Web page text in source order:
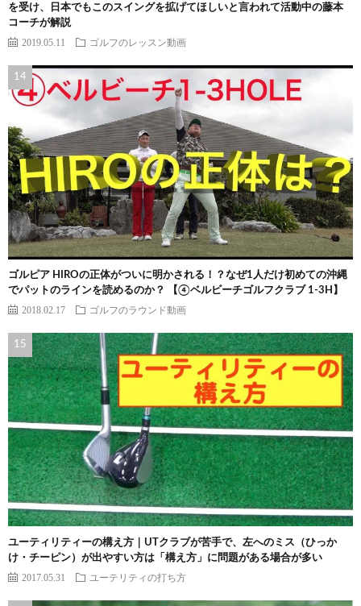
を受け、日本でもこのスイングを拡げてほしいと言われて活動中の藤本
コーチが解説
2019.05.11 ゴルフのレッスン動画
ゴルピア HIROの正体がついに明かされる！？なぜ1人だけ初めての沖縄
でパットのラインを読めるのか？ 【④ベルビーチゴルフクラブ 1-3H】
2018.02.17 ゴルフのラウンド動画
ユーティリティーの構え方｜UTクラブが苦手で、左へのミス（ひっか
け・チーピン）が出やすい方は「構え方」に問題がある場合が多い
2017.05.31 ユーテリティの打ち方